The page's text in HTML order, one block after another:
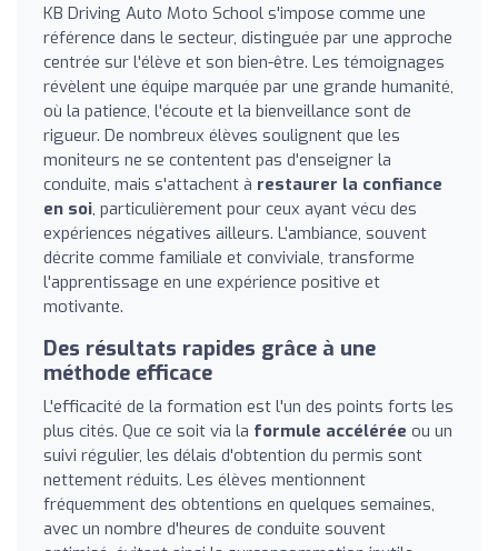
KB Driving Auto Moto School s'impose comme une
référence dans le secteur, distinguée par une approche
centrée sur l'élève et son bien-être. Les témoignages
révèlent une équipe marquée par une grande humanité,
où la patience, l'écoute et la bienveillance sont de
rigueur. De nombreux élèves soulignent que les
moniteurs ne se contentent pas d'enseigner la
conduite, mais s'attachent à restaurer la confiance
en soi, particulièrement pour ceux ayant vécu des
expériences négatives ailleurs. L'ambiance, souvent
décrite comme familiale et conviviale, transforme
l'apprentissage en une expérience positive et
motivante.
Des résultats rapides grâce à une
méthode efficace
L'efficacité de la formation est l'un des points forts les
plus cités. Que ce soit via la formule accélérée ou un
suivi régulier, les délais d'obtention du permis sont
nettement réduits. Les élèves mentionnent
fréquemment des obtentions en quelques semaines,
avec un nombre d'heures de conduite souvent